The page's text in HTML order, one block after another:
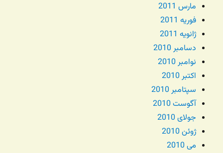
مارس 2011
فوریه 2011
ژانویه 2011
دسامبر 2010
نوامبر 2010
اکتبر 2010
سپتامبر 2010
آگوست 2010
جولای 2010
ژوئن 2010
می 2010